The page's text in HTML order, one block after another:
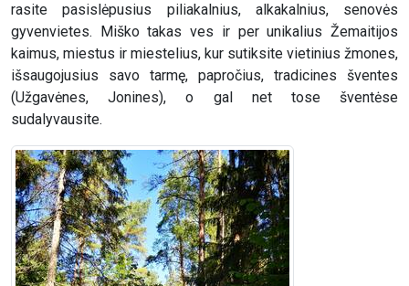
rasite pasislėpusius piliakalnius, alkakalnius, senovės
gyvenvietes. Miško takas ves ir per unikalius Žemaitijos
kaimus, miestus ir miestelius, kur sutiksite vietinius žmones,
išsaugojusius savo tarmę, papročius, tradicines šventes
(Užgavėnes, Jonines), o gal net tose šventėse
sudalyvausite.